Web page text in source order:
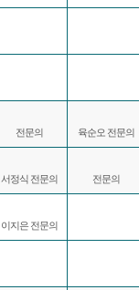
전문의
서정식 전문의
이지은 전문의
육순오 전문의
전문의